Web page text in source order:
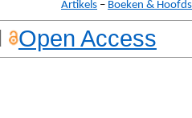
Artikels – Boeken &
Open Access